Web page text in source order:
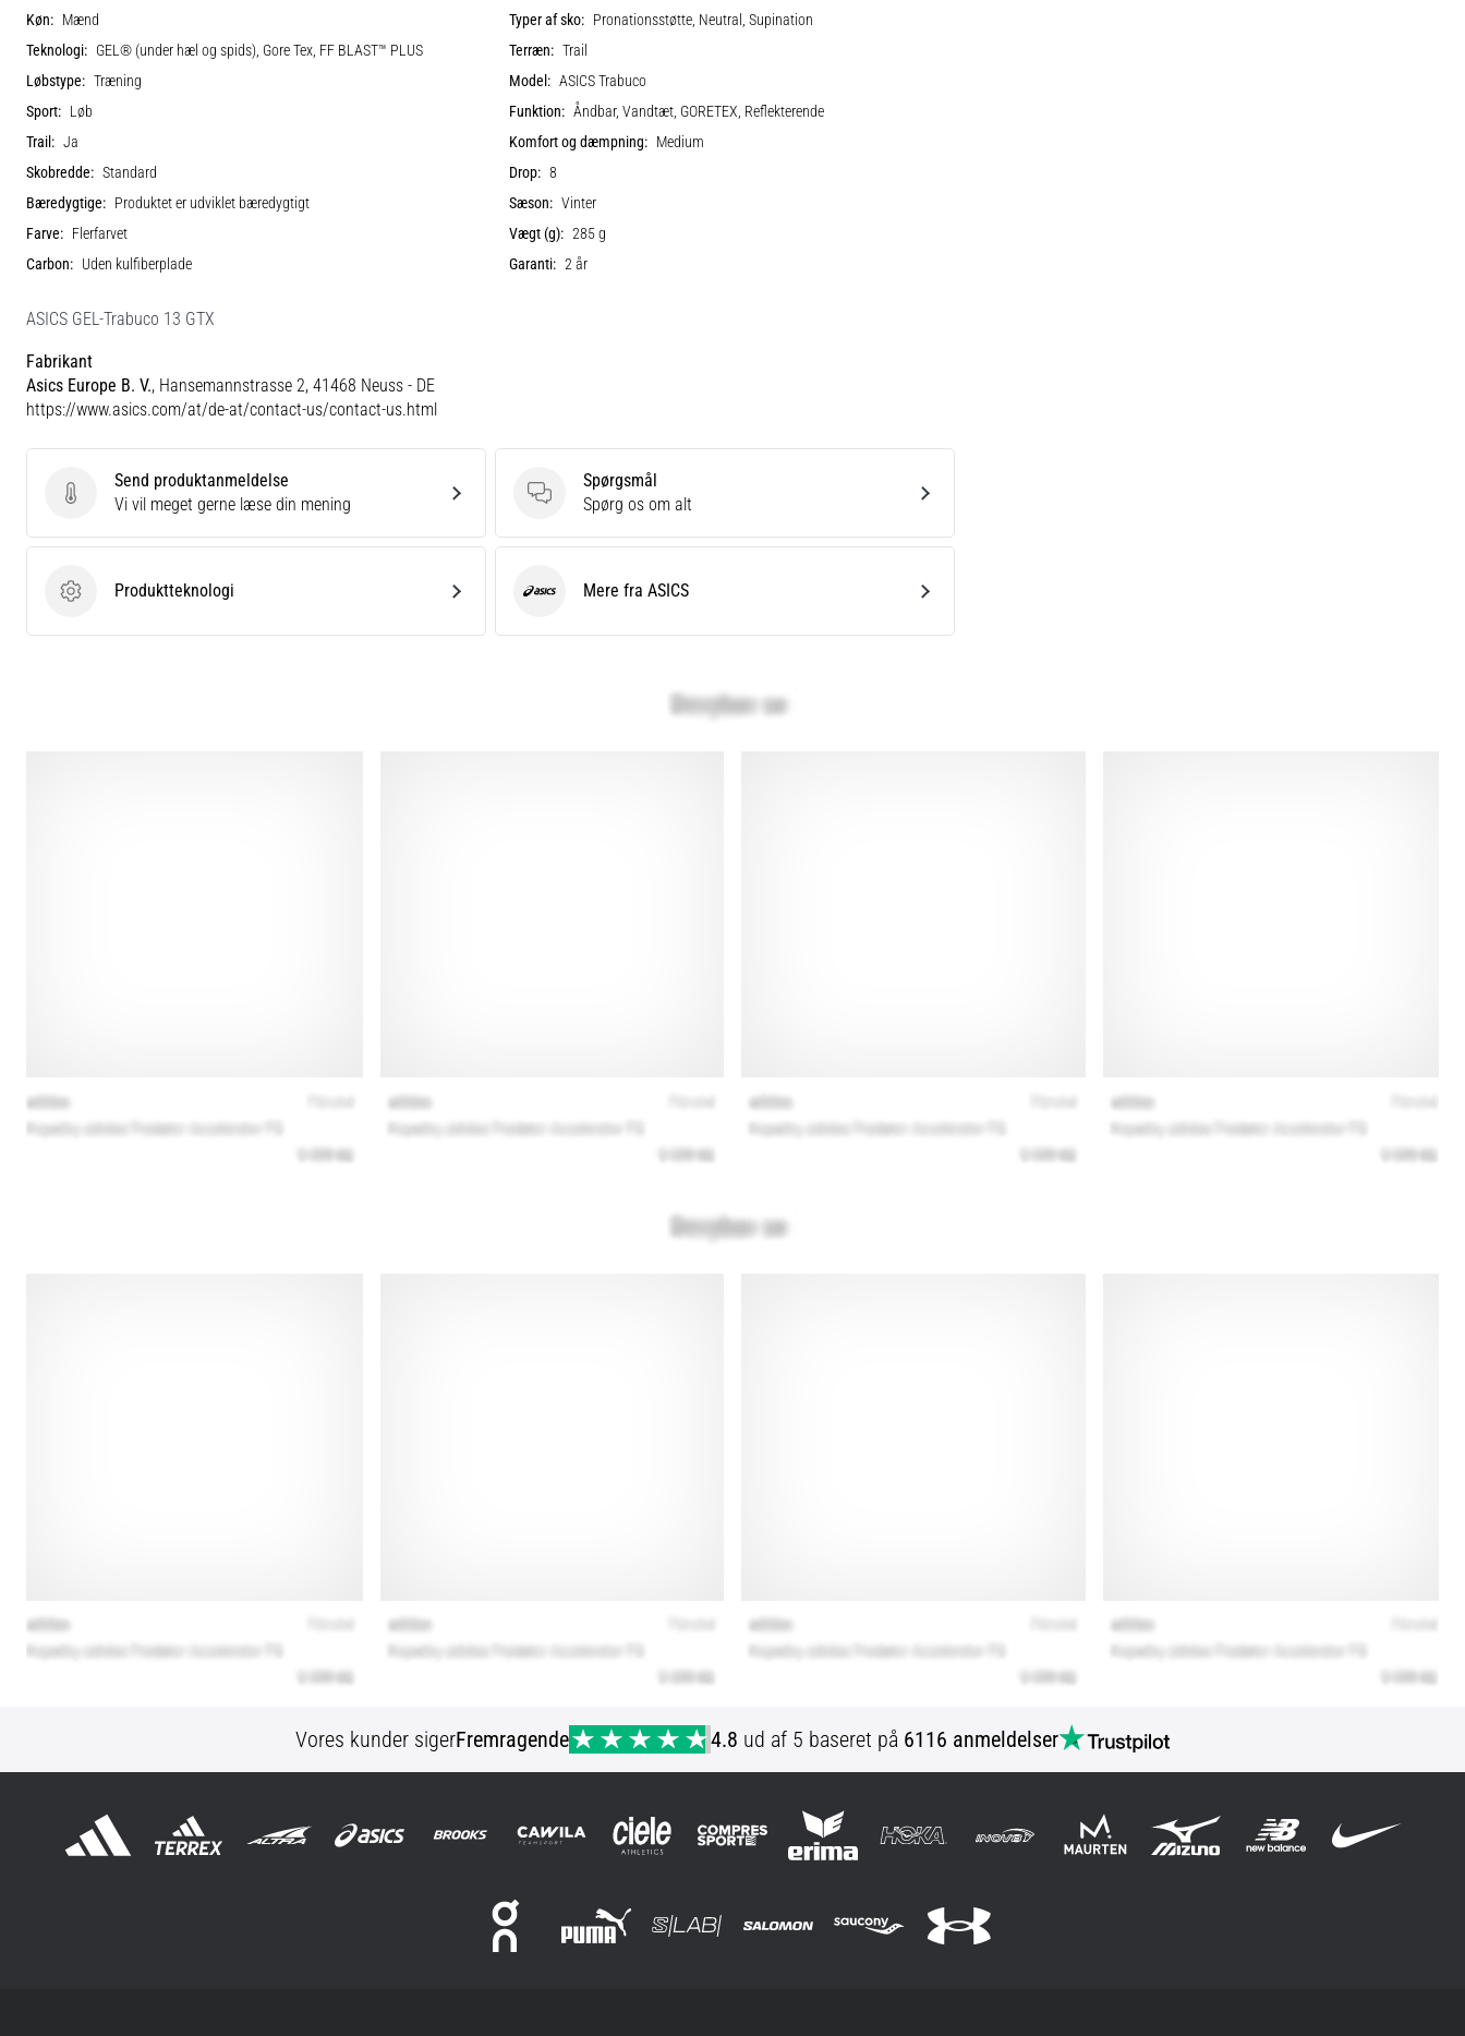
Køn: Mænd Typer af sko: Pronationsstøtte, Neutral, Supination
Teknologi: GEL® (under hæl og spids), Gore Tex, FF BLAST™ PLUS Terræn: Trail
Løbstype: Træning Model: ASICS Trabuco
Sport: Løb Funktion: Åndbar, Vandtæt, GORETEX, Reflekterende
Trail: Ja Komfort og dæmpning: Medium
Skobredde: Standard Drop: 8
Bæredygtige: Produktet er udviklet bæredygtigt Sæson: Vinter
Farve: Flerfarvet Vægt (g): 285 g
Carbon: Uden kulfiberplade Garanti: 2 år
ASICS GEL-Trabuco 13 GTX
Fabrikant
Asics Europe B. V., Hansemannstrasse 2, 41468 Neuss - DE
https://www.asics.com/at/de-at/contact-us/contact-us.html
Send produktanmeldelse
Send produktanmeldelse
Vi vil meget gerne læse din mening
Spørgsmål
Spørgsmål
Spørg os om alt
Produktteknologi
Produktteknologi ASICS Mere fra ASICS
Vores kunder sigerFremragende 4.8 ud af 5 baseret på 6116 anmeldelser